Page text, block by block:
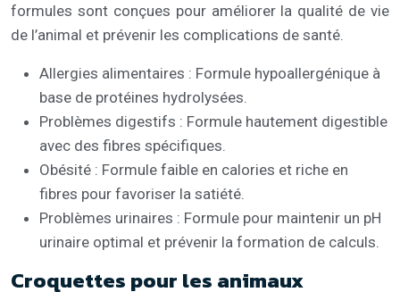
formules sont conçues pour améliorer la qualité de vie
de l’animal et prévenir les complications de santé.
Allergies alimentaires : Formule hypoallergénique à
base de protéines hydrolysées.
Problèmes digestifs : Formule hautement digestible
avec des fibres spécifiques.
Obésité : Formule faible en calories et riche en
fibres pour favoriser la satiété.
Problèmes urinaires : Formule pour maintenir un pH
urinaire optimal et prévenir la formation de calculs.
Croquettes pour les animaux